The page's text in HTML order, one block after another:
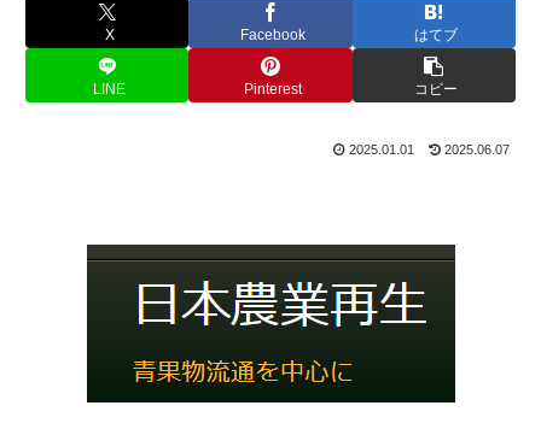
X Facebook はてブ
LINE Pinterest コピー
2025.01.01 2025.06.07